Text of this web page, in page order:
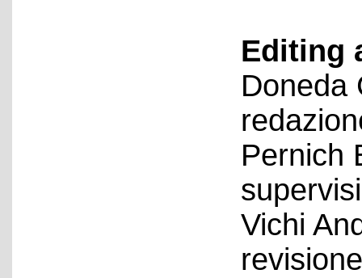
Editing
Doneda
Pernich
Vichi
revisione